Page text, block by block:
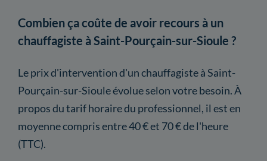
Combien ça coûte de avoir recours à un
chauffagiste à Saint-Pourçain-sur-Sioule ?
Le prix d'intervention d'un chauffagiste à Saint-
Pourçain-sur-Sioule évolue selon votre besoin. À
propos du tarif horaire du professionnel, il est en
moyenne compris entre 40 € et 70 € de l'heure
(TTC).